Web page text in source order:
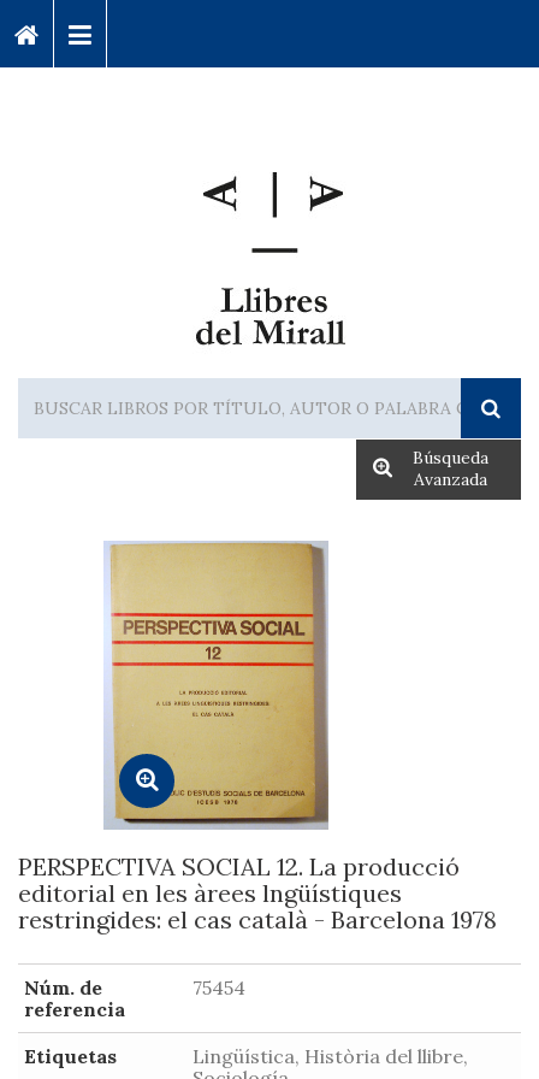
Búsqueda
Avanzada
PERSPECTIVA SOCIAL 12. La producció
editorial en les àrees lngüístiques
restringides: el cas català - Barcelona 1978
Núm. de
referencia
75454
Etiquetas
Lingüística, Història del llibre,